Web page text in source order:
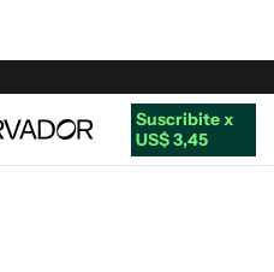
Suscribite x
US$ 3,45